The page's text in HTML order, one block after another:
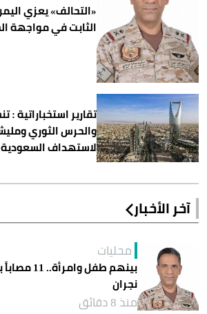
«التحالف» يعزي
الثابت في مواجهة
تقارير استخباراتية :
والحرس الثوري
لاستهداف السعودية
آخر الأخبار
محليات
بينهم طفل
نجران
منذ 8 دقائق